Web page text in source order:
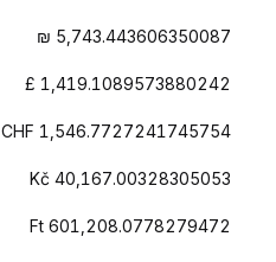
₪ 5,743.443606350087
£ 1,419.1089573880242
CHF 1,546.7727241745754
Kč 40,167.00328305053
Ft 601,208.0778279472